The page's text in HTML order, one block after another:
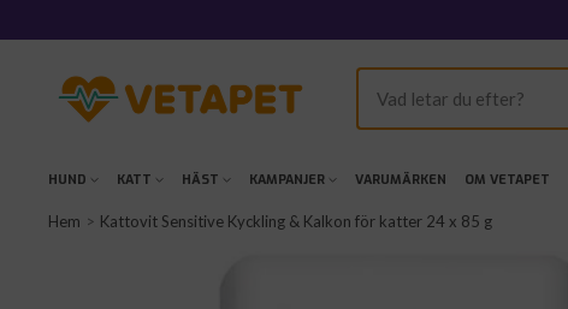
till
innehålletVetaPet.com
HUND KATT HÄST KAMPANJER VARUMÄRKEN OM VETAPET
Hem Kattovit Sensitive Kyckling & Kalkon för katter 24 x 85 g